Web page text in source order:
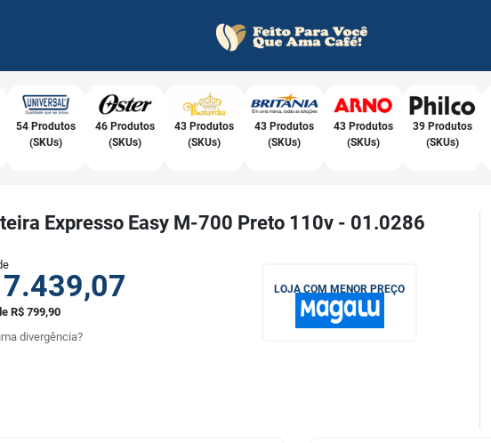
54 Produtos
(SKUs)
46 Produtos
(SKUs)
43 Produtos
(SKUs)
43 Produtos
(SKUs)
43 Produtos
(SKUs)
39 Produtos
(SKUs)
Expresso Easy M-700 Preto 110v - 01.0286
7.439,07
R$ 799,90
divergência?
LOJA COM MENOR PREÇO